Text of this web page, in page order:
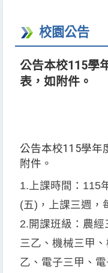
校園公告
公告本校115學
表，如附件。
公告本校115學年
附件。
1.上課時間： 115
(五) ，上課三週，
2.開課班級：農
三乙、機械三甲
乙、電子三甲、